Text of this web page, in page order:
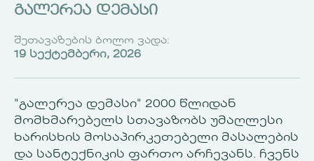
გალერეა დემასი
შეთავაზების ბოლო ვადა:
19 სექტემბერი, 2026
"გალერეა დემასი" 2000 წლიდან
მომხმარებელს სთავაზობს უმაღლესი
ხარისხის მოსაპირკეთებელი მასალების
და სანტექნიკის ფართო არჩევანს. ჩვენს